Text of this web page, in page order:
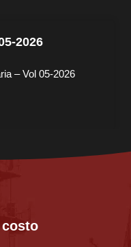
2026
– Vol 05-2026